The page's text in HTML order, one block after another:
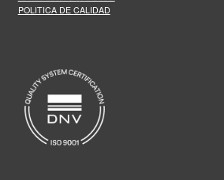
POLITICA DE CALIDAD